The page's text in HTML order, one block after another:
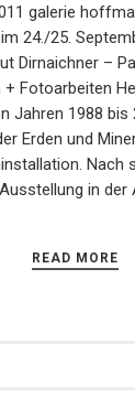
galerie
24./25.
Dirnaichner –
Fotoarbeiten
Jahren 1988
Erden und
Nach
in der
READ MORE